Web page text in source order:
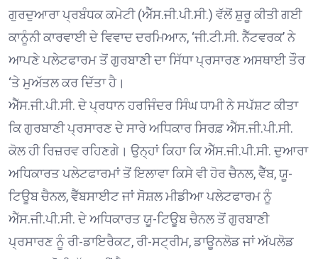
ਗੁਰਦੁਆਰਾ ਪ੍ਰਬੰਧਕ ਕਮੇਟੀ (ਐੱਸ.ਜੀ.ਪੀ.ਸੀ.) ਵੱਲੋਂ ਸ਼ੁਰੂ ਕੀਤੀ ਗਈ
ਕਾਨੂੰਨੀ ਕਾਰਵਾਈ ਦੇ ਵਿਵਾਦ ਦਰਮਿਆਨ, ‘ਜੀ.ਟੀ.ਸੀ. ਨੈੱਟਵਰਕ’ ਨੇ
ਆਪਣੇ ਪਲੇਟਫਾਰਮ ਤੋਂ ਗੁਰਬਾਣੀ ਦਾ ਸਿੱਧਾ ਪ੍ਰਸਾਰਣ ਅਸਥਾਈ ਤੌਰ
‘ਤੇ ਮੁਅੱਤਲ ਕਰ ਦਿੱਤਾ ਹੈ।
ਐੱਸ.ਜੀ.ਪੀ.ਸੀ. ਦੇ ਪ੍ਰਧਾਨ ਹਰਜਿੰਦਰ ਸਿੰਘ ਧਾਮੀ ਨੇ ਸਪੱਸ਼ਟ ਕੀਤਾ
ਕਿ ਗੁਰਬਾਣੀ ਪ੍ਰਸਾਰਣ ਦੇ ਸਾਰੇ ਅਧਿਕਾਰ ਸਿਰਫ਼ ਐੱਸ.ਜੀ.ਪੀ.ਸੀ.
ਕੋਲ ਹੀ ਰਿਜ਼ਰਵ ਰਹਿਣਗੇ। ਉਨ੍ਹਾਂ ਕਿਹਾ ਕਿ ਐੱਸ.ਜੀ.ਪੀ.ਸੀ. ਦੁਆਰਾ
ਅਧਿਕਾਰਤ ਪਲੇਟਫਾਰਮਾਂ ਤੋਂ ਇਲਾਵਾ ਕਿਸੇ ਵੀ ਹੋਰ ਚੈਨਲ, ਵੈੱਬ, ਯੂ-
ਟਿਊਬ ਚੈਨਲ, ਵੈੱਬਸਾਈਟ ਜਾਂ ਸੋਸ਼ਲ ਮੀਡੀਆ ਪਲੇਟਫਾਰਮ ਨੂੰ
ਐੱਸ.ਜੀ.ਪੀ.ਸੀ. ਦੇ ਅਧਿਕਾਰਤ ਯੂ-ਟਿਊਬ ਚੈਨਲ ਤੋਂ ਗੁਰਬਾਣੀ
ਪ੍ਰਸਾਰਣ ਨੂੰ ਰੀ-ਡਾਇਰੈਕਟ, ਰੀ-ਸਟ੍ਰੀਮ, ਡਾਊਨਲੋਡ ਜਾਂ ਅੱਪਲੋਡ